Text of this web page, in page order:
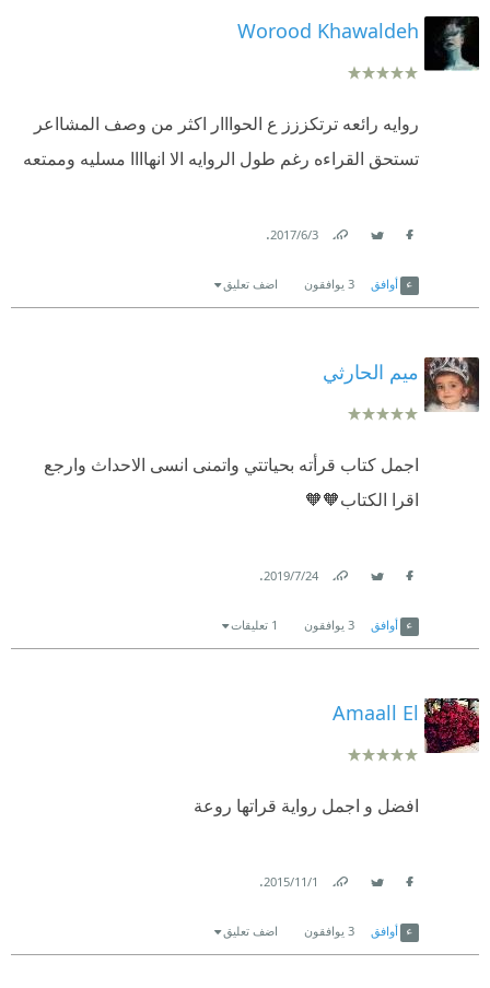
Worood Khawaldeh
روايه رائعه ترتكززز ع الحوااار اكثر من وصف المشااعر
تستحق القراءه رغم طول الروايه الا انهاااا مسليه وممتعه
3‏/6‏/2017
.
أوافق 3 يوافقون اضف تعليق
ميم الحارثي
اجمل كتاب قرأته بحياتتي واتمنى انسى الاحداث وارجع
اقرا الكتاب🧡🧡
24‏/7‏/2019
.
أوافق 3 يوافقون 1 تعليقات
Amaall El
افضل و اجمل رواية قراتها روعة
1‏/11‏/2015
.
أوافق 3 يوافقون اضف تعليق